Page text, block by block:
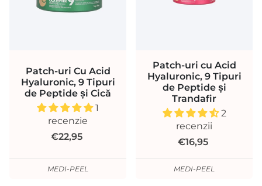
Patch-uri Cu Acid
Hyaluronic, 9 Tipuri
de Peptide și Cică
1
recenzie
€22,95
MEDI-PEEL
Patch-uri cu Acid
Hyaluronic, 9 Tipuri
de Peptide și
Trandafir
2
recenzii
€16,95
MEDI-PEEL